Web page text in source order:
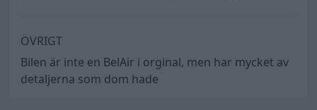
ÖVRIGT
Bilen är inte en BelAir i orginal, men har mycket av
detaljerna som dom hade